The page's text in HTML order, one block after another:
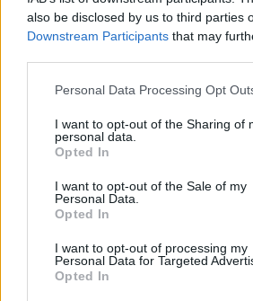
also be disclosed by us to third parties
Downstream Participants that may
Personal Data Processing Opt
I want to opt-out of the Sharing of
personal data.
Opted In
I want to opt-out of the Sale of my
Personal Data.
Opted In
I want to opt-out of processing my
Personal Data for Targeted
Opted In
ACCÈS
Au bout du Boulevard des Salins,
Attention, ne pas suivre le
Promenade à poney (à
Promenade à cheval (à
poney-club-des-